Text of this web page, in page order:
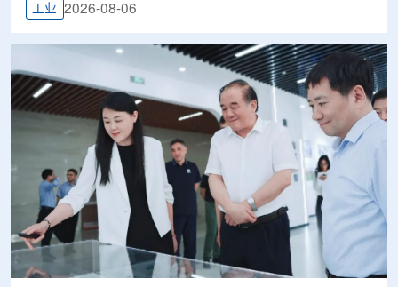
工业 2026-08-06